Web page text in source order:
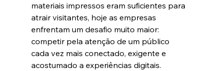
materiais impressos eram suficientes para
atrair visitantes, hoje as empresas
enfrentam um desafio muito maior:
competir pela atenção de um público
cada vez mais conectado, exigente e
acostumado a experiências digitais.